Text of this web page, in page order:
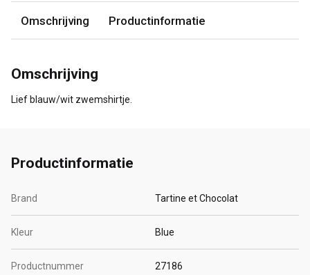
Omschrijving Productinformatie
Omschrijving
Lief blauw/wit zwemshirtje.
Productinformatie
Brand Tartine et Chocolat
Kleur Blue
Productnummer 27186